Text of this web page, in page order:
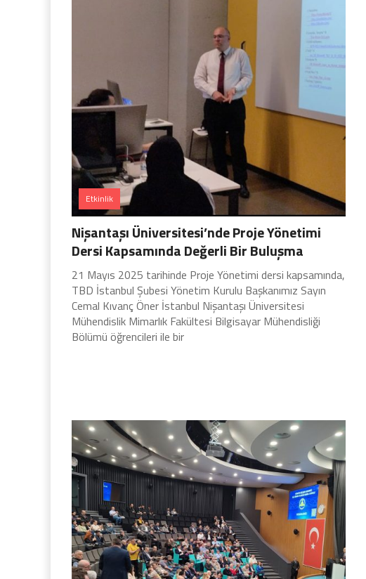
Etkinlik
Nişantaşı Üniversitesi’nde Proje Yönetimi
Dersi Kapsamında Değerli Bir Buluşma
21 Mayıs 2025 tarihinde Proje Yönetimi dersi kapsamında,
TBD İstanbul Şubesi Yönetim Kurulu Başkanımız Sayın
Cemal Kıvanç Öner İstanbul Nişantaşı Üniversitesi
Mühendislik Mimarlık Fakültesi Bilgisayar Mühendisliği
Bölümü öğrencileri ile bir